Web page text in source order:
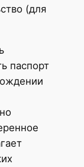
(для
паспорт